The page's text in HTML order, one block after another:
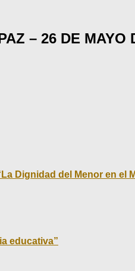
– 26 DE MAYO
Dignidad del Menor en el
educativa”